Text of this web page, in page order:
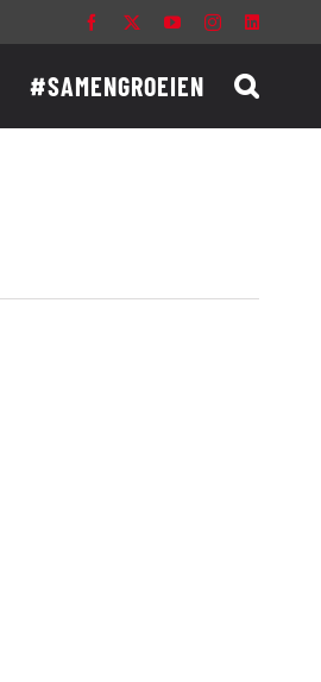
Facebook YouTubeInstagram
#SAMENGROEIEN